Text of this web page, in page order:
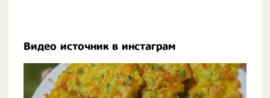
Видео источник в инстаграм